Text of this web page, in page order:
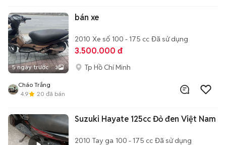
5 ngày trước 3
bán xe
2010 Xe số 100 - 175 cc Đã sử dụng
3.500.000 đ
Tp Hồ Chí Minh
Cháo Trắng
4.9
20 đã bán
Suzuki Hayate 125cc Đỏ đen Việt Nam
2010 Tay ga 100 - 175 cc Đã sử dụng